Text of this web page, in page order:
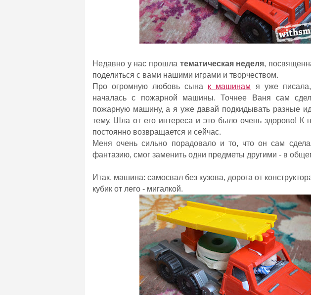
Недавно у нас прошла тематическая неделя,
поделиться с вами нашими играми и творчеством.
Про огромную любовь сына к машинам я уже
началась с пожарной машины. Точнее Ваня сам
пожарную машину, а я уже давай подкидывать разные
тему. Шла от его интереса и это было очень здорово! К
постоянно возвращается и сейчас.
Меня очень сильно порадовало и то, что он сам
фантазию, смог заменить одни предметы другими - в
Итак, машина: самосвал без кузова, дорога от
кубик от лего - мигалкой.